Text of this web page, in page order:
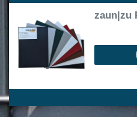
zaun|zu